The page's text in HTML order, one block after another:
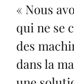
« Nous
qui ne se
des
dans la